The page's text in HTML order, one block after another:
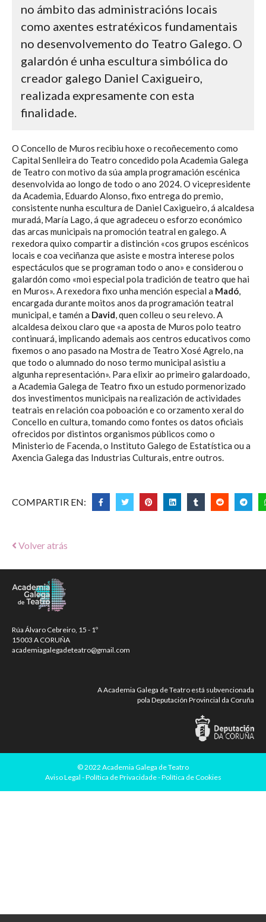
no ámbito das administracións locais
como axentes estratéxicos fundamentais
no desenvolvemento do Teatro Galego. O
galardón é unha escultura simbólica do
creador galego Daniel Caxigueiro,
realizada expresamente con esta
finalidade.
O Concello de Muros recibiu hoxe o recoñecemento como
Capital Senlleira do Teatro concedido pola Academia Galega
de Teatro con motivo da súa ampla programación escénica
desenvolvida ao longo de todo o ano 2024. O vicepresidente
da Academia, Eduardo Alonso, fixo entrega do premio,
consistente nunha escultura de Daniel Caxigueiro, á alcaldesa
muradá, María Lago, á que agradeceu o esforzo económico
das arcas municipais na promoción teatral en galego. A
rexedora quixo compartir a distinción «cos grupos escénicos
locais e coa veciñanza que asiste e mostra interese polos
espectáculos que se programan todo o ano» e considerou o
galardón como «moi especial pola tradición de teatro que hai
en Muros». A rexedora fixo unha mención especial a Madó,
encargada durante moitos anos da programación teatral
municipal, e tamén a David, quen colleu o seu relevo. A
alcaldesa deixou claro que «a aposta de Muros polo teatro
continuará, implicando ademais aos centros educativos como
fixemos o ano pasado na Mostra de Teatro Xosé Agrelo, na
que todo o alumnado do noso termo municipal asistiu a
algunha representación». Para elixir ao primeiro galardoado,
a Academia Galega de Teatro fixo un estudo pormenorizado
dos investimentos municipais na realización de actividades
teatrais en relación coa poboación e co orzamento xeral do
Concello en cultura, tomando como fontes os datos oficiais
ofrecidos por distintos organismos públicos como o
Ministerio de Facenda, o Instituto Galego de Estatística ou a
Axencia Galega das Industrias Culturais, entre outros.
COMPARTIR EN:
Volver atrás
Rúa Álvaro Cebreiro, 15 - 1º
15003 A CORUÑA
academiagalegadeteatro@gmail.com
A Academia Galega de Teatro está subvencionada
pola Deputación Provincial da Coruña
©2022 Academia Galega de Teatro
Aviso Legal -Política de Privacidade-Política de Cookies